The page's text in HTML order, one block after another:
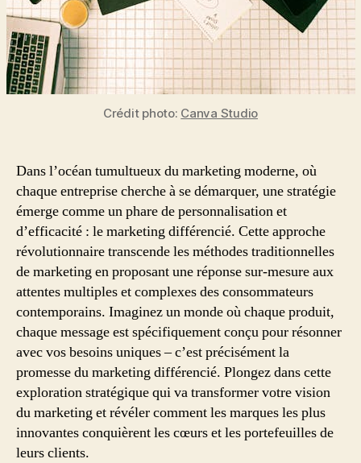
Crédit photo: Canva Studio
Dans l’océan tumultueux du marketing moderne, où
chaque entreprise cherche à se démarquer, une stratégie
émerge comme un phare de personnalisation et
d’efficacité : le marketing différencié. Cette approche
révolutionnaire transcende les méthodes traditionnelles
de marketing en proposant une réponse sur-mesure aux
attentes multiples et complexes des consommateurs
contemporains. Imaginez un monde où chaque produit,
chaque message est spécifiquement conçu pour résonner
avec vos besoins uniques – c’est précisément la
promesse du marketing différencié. Plongez dans cette
exploration stratégique qui va transformer votre vision
du marketing et révéler comment les marques les plus
innovantes conquièrent les cœurs et les portefeuilles de
leurs clients.